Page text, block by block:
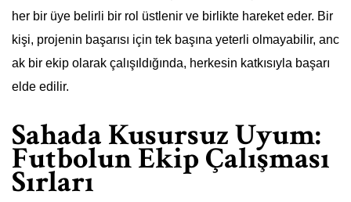
her bir üye belirli bir rol üstlenir ve birlikte hareket eder. Bir
kişi, projenin başarısı için tek başına yeterli olmayabilir, anc
ak bir ekip olarak çalışıldığında, herkesin katkısıyla başarı
elde edilir.
Sahada Kusursuz Uyum:
Futbolun Ekip Çalışması
Sırları